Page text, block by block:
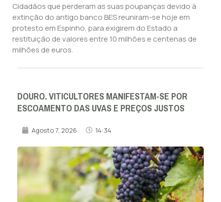
Cidadãos que perderam as suas poupanças devido à
extinção do antigo banco BES reuniram-se hoje em
protesto em Espinho, para exigirem do Estado a
restituição de valores entre 10 milhões e centenas de
milhões de euros.
DOURO. VITICULTORES MANIFESTAM-SE POR
ESCOAMENTO DAS UVAS E PREÇOS JUSTOS
Agosto 7, 2026 14:34